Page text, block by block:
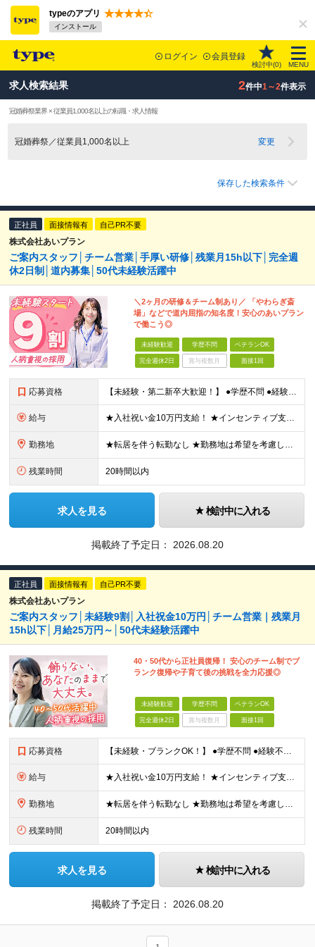
typeのアプリ
インストール
ログイン 会員登録
検討中(0) MENU
求人検索結果 2件中1～2件表示
冠婚葬祭業界 × 従業員1,000名以上の転職・求人情報
冠婚葬祭／従業員1,000名以上 変更
保存した検索条件
正社員 面接情報有 自己PR不要
株式会社あいプラン
ご案内スタッフ│チーム営業│手厚い研修│残業月15h以下│完全週
休2日制│道内募集│50代未経験活躍中
＼2ヶ月の研修＆チーム制あり／ 「やわらぎ斎
場」などで道内屈指の知名度！安心のあいプラン
で働こう◎
未経験歓迎 学歴不問 ベテランOK
完全週休2日 賞与複数月 面接1回
応募資格 【未経験・第二新卒大歓迎！】 ●学歴不問 ●経験不問 ★こんな方にピッタリです！ ・チームで協力して働くのが好きな方 ・1人で抱え込まず、周りと助け合いたい方 ・聞き上手と言われる方（話すのが苦手で
給与 ★入社祝い金10万円支給！ ★インセンティブ支給額30万円の実例あり ★入社初年度から年収400万円も可能 月給23万8,100円＋成績手当（インセンティブ） ※固定残業代（42時間分・5万6,7
勤務地 ★転居を伴う転勤なし ★勤務地は希望を考慮し決定いたします ＜豊平支店＞ 北海道札幌市豊平区月寒東1条7丁目5番15号 クロップビル1F ＜西支店＞ 北海道札幌市西区発寒6条9丁目15-1 エフビル
残業時間 20時間以内
求人を見る 検討中に入れる
掲載終了予定日： 2026.08.20
正社員 面接情報有 自己PR不要
株式会社あいプラン
ご案内スタッフ│未経験9割│入社祝金10万円│チーム営業｜残業月
15h以下│月給25万円～│50代未経験活躍中
40・50代から正社員復帰！ 安心のチーム制でブ
ランク復帰や子育て後の挑戦を全力応援◎
未経験歓迎 学歴不問 ベテランOK
完全週休2日 賞与複数月 面接1回
応募資格 【未経験・ブランクOK！】 ●学歴不問 ●経験不問 ★こんな方にピッタリです！ ・子育てが落ち着き現場復帰を考えている方 ・チームで協力して働くのが好きな方 ・1人で抱え込まず、周りと助け合いたい方
給与 ★入社祝い金10万円支給！ ★インセンティブ支給額30万円の実例あり ★入社初年度から年収400万円も可能 月給25万3,100円＋成績手当（インセンティブ） ※固定残業代（30時間分・4万6,2
勤務地 ★転居を伴う転勤なし ★勤務地は希望を考慮し決定いたします ＜調布支店＞ 東京都調布市小島町2-45-21 千早ビル2F 202号室 ＜高井戸支店＞ 東京都杉並区宮前1-19-19 あいプラン日本
残業時間 20時間以内
求人を見る 検討中に入れる
掲載終了予定日： 2026.08.20